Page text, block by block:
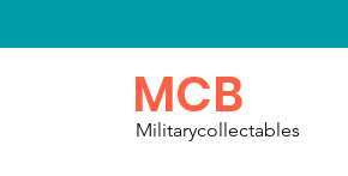
MCB
Militarycollectables